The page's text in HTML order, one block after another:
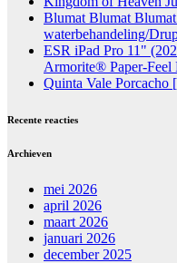
Blumat Blumat
waterbehandeling/
ESR iPad Pro 11"
Armorite® Paper-Feel
Quinta Vale Porcacho
Recente reacties
Archieven
mei 2026
april 2026
maart 2026
januari 2026
december 2025